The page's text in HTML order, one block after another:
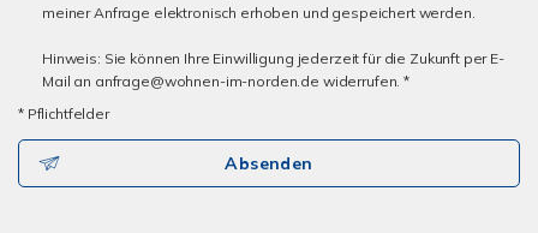
meiner Anfrage elektronisch erhoben und gespeichert werden.
Hinweis: Sie können Ihre Einwilligung jederzeit für die Zukunft per E-
Mail an anfrage@wohnen-im-norden.de widerrufen. *
* Pflichtfelder
Absenden